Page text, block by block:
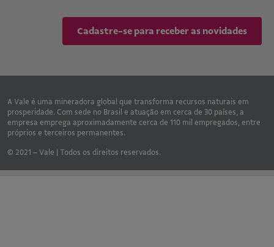
Cadastre-se para receber as novidades
© 2021 – Vale | Todos os direitos reservados.
A Vale é uma mineradora global que transforma recursos naturais em
prosperidade. Com sede no Brasil e atuação em cerca de 30 países, a
empresa emprega aproximadamente cerca de 110 mil empregados, entre
próprios e terceiros permanentes.